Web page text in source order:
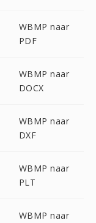
WBMP naar
PDF
WBMP naar
DOCX
WBMP naar
DXF
WBMP naar
PLT
WBMP naar